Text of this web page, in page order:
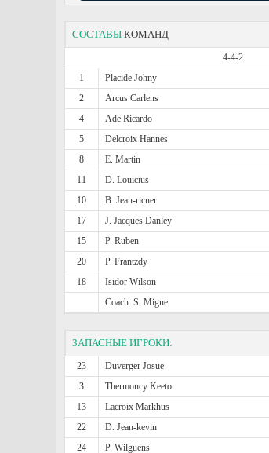
СОСТАВЫ КОМАНД
4-4-2
1
Placide Johny
2
Arcus Carlens
4
Ade Ricardo
5
Delcroix Hannes
8
E. Martin
11
D. Louicius
10
B. Jean-ricner
17
J. Jacques Danley
15
P. Ruben
20
P. Frantzdy
18
Isidor Wilson
Coach: S. Migne
ЗАПАСНЫЕ ИГРОКИ:
23 Duverger Josue
3
Thermoncy Keeto
13
Lacroix Markhus
22
D. Jean-kevin
24
P. Wilguens